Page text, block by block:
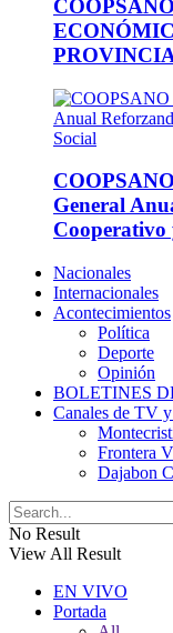
General
Cooperativo
Nacionales
Internacionales
Acontecimientos
Política
Deporte
Opinión
BOLETINES
Canales de TV
Frontera
Dajabon
No Result
View All Result
EN VIVO
Portada